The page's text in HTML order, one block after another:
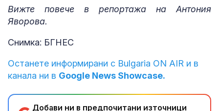
Вижте повече в репортажа на Антония
Яворова.
Снимка: БГНЕС
Останете информирани с Bulgaria ON AIR и в
канала ни в Google News Showcase.
Добави ни в предпочитани източници